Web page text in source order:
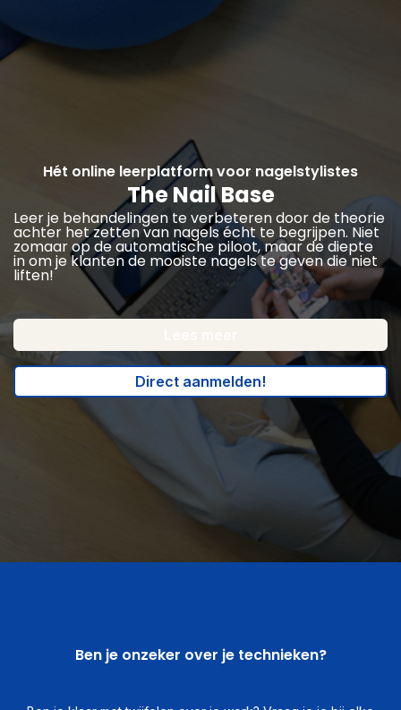
Hét online leerplatform voor nagelstylistes
The Nail Base
Leer je behandelingen te verbeteren door de theorie
achter het zetten van nagels écht te begrijpen. Niet
zomaar op de automatische piloot, maar de diepte
in om je klanten de mooiste nagels te geven die niet
liften!
Direct aanmelden!
Ben je onzeker over je technieken?